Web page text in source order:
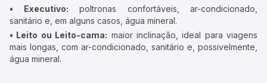
• Executivo: poltronas confortáveis, ar-condicionado,
sanitário e, em alguns casos, água mineral.
• Leito ou Leito-cama: maior inclinação, ideal para viagens
mais longas, com ar-condicionado, sanitário e, possivelmente,
água mineral.